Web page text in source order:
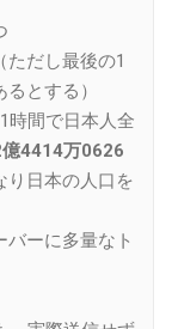
ただし最後の1
とする）
時間で日本人全
4414万0626
り日本の人口を
ーに多量なト